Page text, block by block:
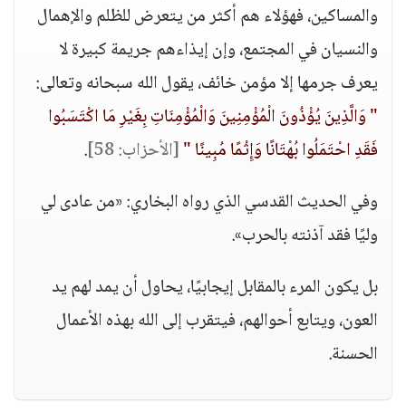
والمساكين، فهؤلاء هم أكثر من يتعرض للظلم والإهمال
والنسيان في المجتمع، وإن إيذاءهم جريمة كبيرة لا
يعرف جرمها إلا مؤمن خائف، يقول الله سبحانه وتعالى:
" وَالَّذِينَ يُؤْذُونَ الْمُؤْمِنِينَ وَالْمُؤْمِنَاتِ بِغَيْرِ مَا اكْتَسَبُوا
فَقَدِ احْتَمَلُوا بُهْتَانًا وَإِثْمًا مُبِينًا "[الأحزاب: 58]
.
وفي الحديث القدسي الذي رواه البخاري: «من عادى لي
وليًا فقد آذنته بالحرب».
بل يكون المرء بالمقابل إيجابيًا، يحاول أن يمد لهم يد
العون، ويتابع أحوالهم، فيتقرب إلى الله بهذه الأعمال
الحسنة.